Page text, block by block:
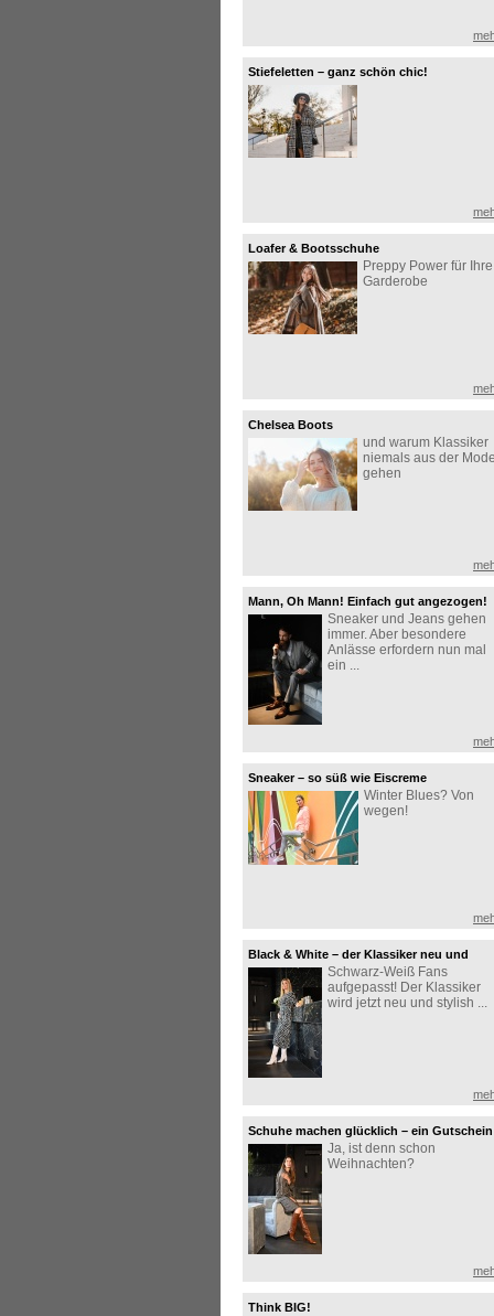
Stiefeletten – ganz schön chic!
Loafer & Bootsschuhe
Preppy Power für Ihre
Garderobe
Chelsea Boots
und warum Klassiker
niemals aus der
gehen
Mann, Oh Mann! Einfach gut angezogen!
Sneaker und Jeans gehen
immer. Aber besondere
Anlässe erfordern nun mal
ein ...
Sneaker – so süß wie Eiscreme
Winter Blues? Von
wegen!
Black & White – der Klassiker neu und
stilvoll interpretiertSchwarz-Weiß Fans
aufgepasst! Der Klassiker
wird jetzt neu und stylish ...
Schuhe machen glücklich – ein Gutschein
zu Weihnachten erst recht!
Ja, ist denn schon
Weihnachten?
Think BIG!